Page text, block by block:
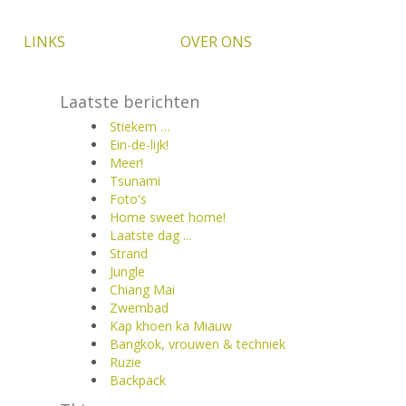
LINKS OVER ONS
Laatste berichten
Stiekem …
Ein-de-lijk!
Meer!
Tsunami
Foto's
Home sweet home!
Laatste dag ...
Strand
Jungle
Chiang Mai
Zwembad
Kap khoen ka Miauw
Bangkok, vrouwen & techniek
Ruzie
Backpack